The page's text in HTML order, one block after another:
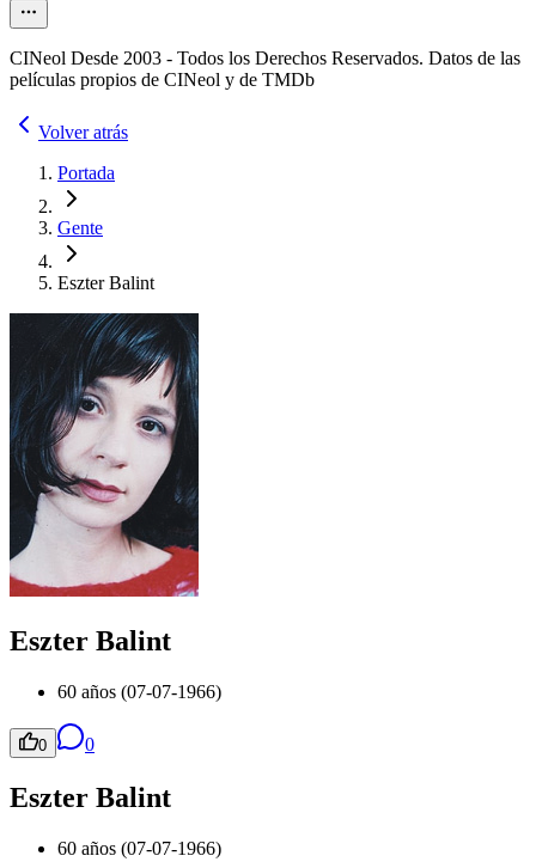
CINeol Desde 2003 - Todos los Derechos Reservados. Datos de las
películas propios de CINeol y de TMDb
Volver atrás
Portada
Gente
Eszter Balint
Eszter Balint
60 años (07-07-1966)
0 0
Eszter Balint
60 años (07-07-1966)